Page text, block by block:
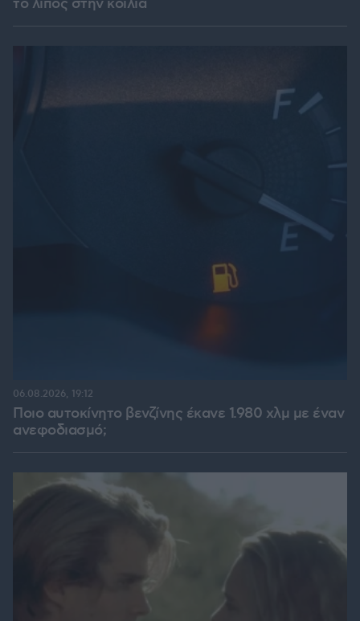
το λίπος στην κοιλιά
Ποιο αυτοκίνητο βενζίνης έκανε 1.980 χλμ με έναν
ανεφοδιασμό;
06.08.2026, 19:12